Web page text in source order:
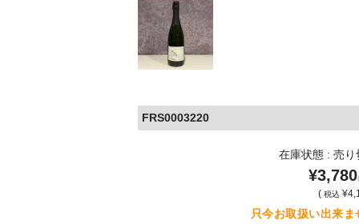
FRS0003220
在庫状態 : 売り
¥3,780
( 税込
只今お取扱い出来ま